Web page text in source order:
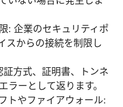
: 企業のセキュリティポ
スからの接続を制限し
方式、証明書、トンネ
ラーとして返ります。
トやファイアウォール: